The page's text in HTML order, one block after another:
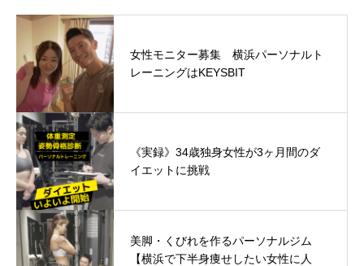
女性モニター募集 横浜パーソナルト
レーニングはKEYSBIT
《実録》34歳独身女性が3ヶ月間のダ
イエットに挑戦
美脚・くびれを作るパーソナルジム
【横浜で下半身痩せしたい女性に人